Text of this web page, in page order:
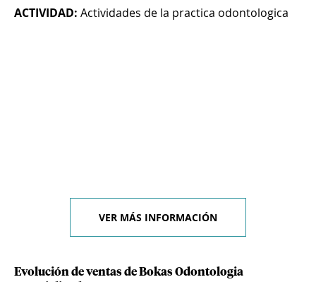
ACTIVIDAD: Actividades de la practica odontologica
VER MÁS INFORMACIÓN
Evolución de ventas de Bokas Odontologia